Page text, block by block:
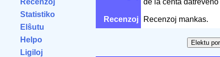
Recenzoj
Statistiko
Elŝutu
Helpo
Ligiloj
de la centa
Recenzoj Recenzoj mankas.